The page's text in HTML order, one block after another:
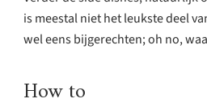
is meestal niet het leukste deel
wel eens bijgerechten; oh no,
How to